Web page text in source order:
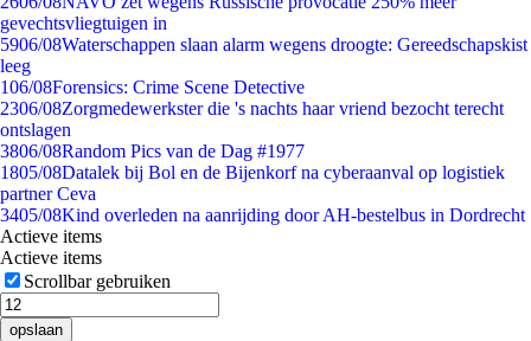
gevechtsvliegtuigen in
5906/08Waterschappen slaan alarm wegens droogte: Gereedschapskist
leeg
106/08Forensics: Crime Scene Detective
2306/08Zorgmedewerkster die 's nachts haar vriend bezocht terecht
ontslagen
3806/08Random Pics van de Dag #1977
1805/08Datalek bij Bol en de Bijenkorf na cyberaanval op logistiek
partner Ceva
3405/08Kind overleden na aanrijding door AH-bestelbus in Dordrecht
Actieve items
Actieve items
Scrollbar gebruiken
opslaan